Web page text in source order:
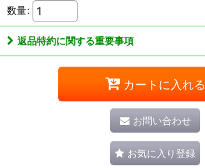
数量:
返品特約に関する重要事項
カートに入れる
お問い合わせ
お気に入り登録